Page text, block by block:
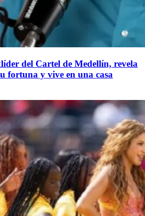
del Cartel de Medellín, revela
fortuna y vive en una casa